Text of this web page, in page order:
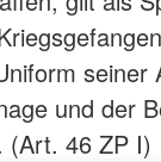
seiner
und der
(Art. 46 ZP I)